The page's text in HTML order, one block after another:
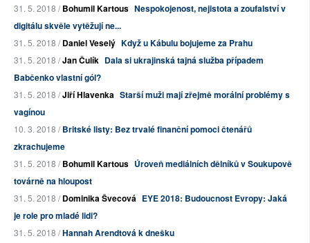
31. 5. 2018 /Bohumil Kartous Nespokojenost, nejistota a zoufalství v
digitálu skvěle vytěžují ne...
31. 5. 2018 /Daniel Veselý Když u Kábulu bojujeme za Prahu
31. 5. 2018 /Jan Čulík Dala si ukrajinská tajná služba případem
Babčenko vlastní gól?
31. 5. 2018 /Jiří Hlavenka Starší muži mají zřejmě morální problémy s
vagínou
10. 3. 2018 /Britské listy: Bez trvalé finanční pomoci čtenářů
zkrachujeme
31. 5. 2018 /Bohumil Kartous Úroveň mediálních dělníků v Soukupově
továrně na hloupost
31. 5. 2018 /Dominika Švecová EYE 2018: Budoucnost Evropy: Jaká
je role pro mladé lidi?
31. 5. 2018 /Hannah Arendtová k dnešku